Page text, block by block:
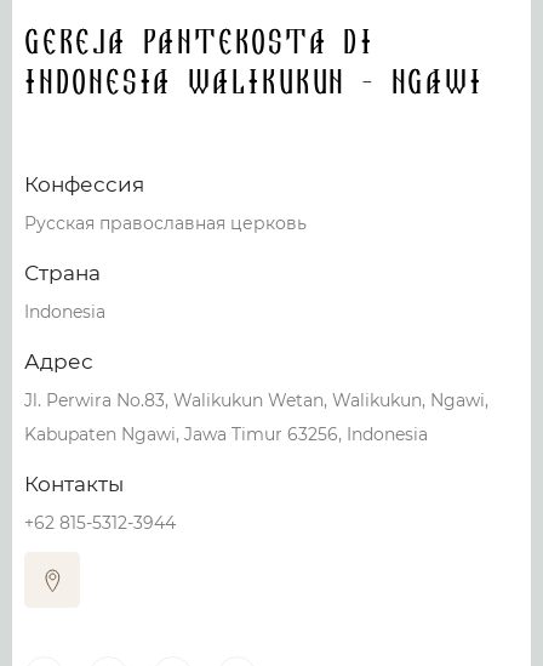
Gereja Pantekosta di
Indonesia Walikukun - Ngawi
Конфессия
Русская православная церковь
Страна
Indonesia
Адрес
Jl. Perwira No.83, Walikukun Wetan, Walikukun, Ngawi,
Kabupaten Ngawi, Jawa Timur 63256, Indonesia
Контакты
+62 815-5312-3944